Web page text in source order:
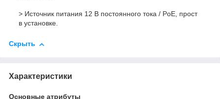
> Источник питания 12 В постоянного тока / PoE, прост
в установке.
Скрыть
Характеристики
Основные атрибуты